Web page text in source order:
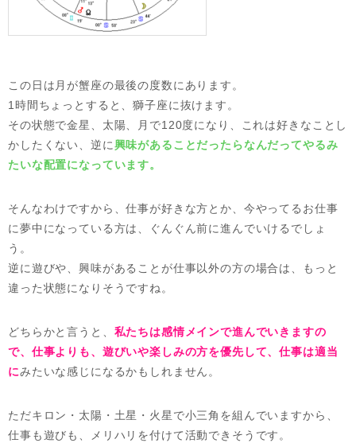
この日は月が蟹座の最後の度数にあります。
1時間ちょっとすると、獅子座に抜けます。
その状態で金星、太陽、月で120度になり、これは好きなことし
かしたくない、逆に興味があることだったらなんだってやるみ
たいな配置になっています。
そんなわけですから、仕事が好きな方とか、今やってるお仕事
に夢中になっている方は、ぐんぐん前に進んでいけるでしょ
う。
逆に遊びや、興味があることが仕事以外の方の場合は、もっと
違った状態になりそうですね。
どちらかと言うと、 私たちは感情メインで進んでいきますの
で、仕事よりも、遊びいや楽しみの方を優先して、仕事は適当
にみたいな感じになるかもしれません。
ただキロン・太陽・土星・火星で小三角を組んでいますから、
仕事も遊びも、メリハリを付けて活動できそうです。